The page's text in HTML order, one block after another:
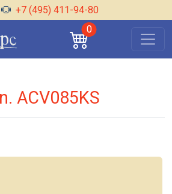
+7 (495) 411-94-80
0
ACV085KS